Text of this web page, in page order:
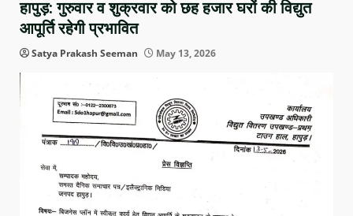
हापुड़: गुरुवार व शुक्रवार को छह हजार घरों की विद्युत
आपूर्ति रहेगी प्रभावित
Satya Prakash Seeman May 13, 2026